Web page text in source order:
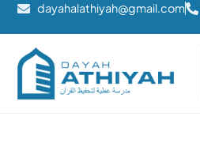
dayahalathiyah@gmail.com